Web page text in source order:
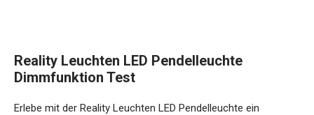
Reality Leuchten LED Pendelleuchte
Dimmfunktion Test
Erlebe mit der Reality Leuchten LED Pendelleuchte ein